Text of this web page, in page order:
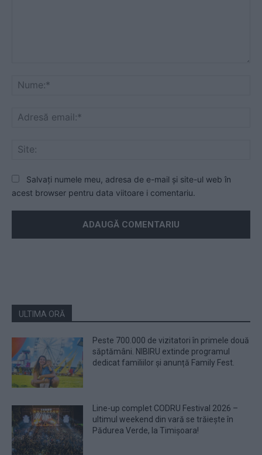
Salvați numele meu, adresa de e-mail și site-ul web în
acest browser pentru data viitoare i comentariu.
ULTIMA ORĂ
Peste 700.000 de vizitatori în primele două
săptămâni. NIBIRU extinde programul
dedicat familiilor și anunță Family Fest.
Line-up complet CODRU Festival 2026 –
ultimul weekend din vară se trăiește în
Pădurea Verde, la Timișoara!